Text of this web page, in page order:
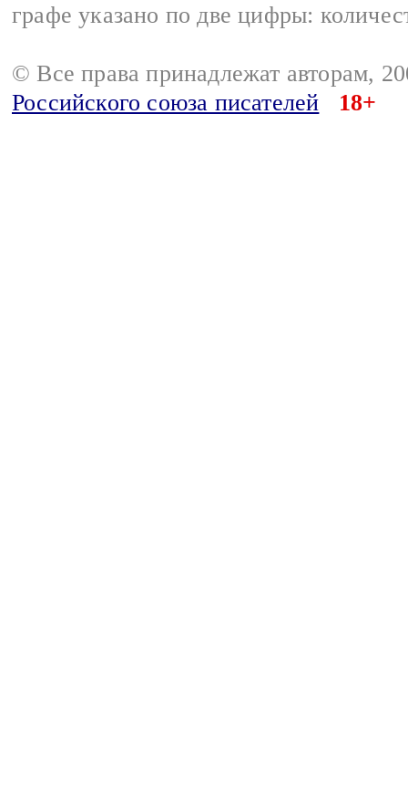
графе указано по две цифры:
© Все права принадлежат авторам,
Российского союза писателей
18+